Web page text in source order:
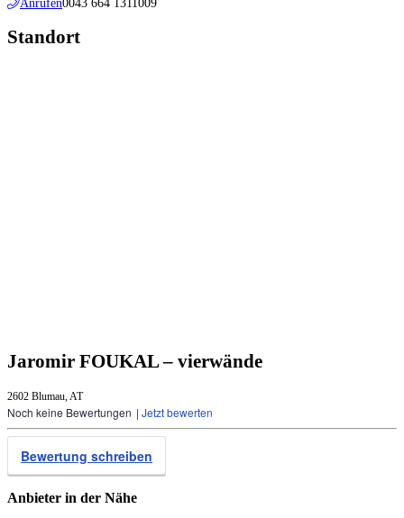
Anrufen0043 664 1311009
Standort
Jaromir FOUKAL – vierwände
2602 Blumau, AT
Noch keine Bewertungen | Jetzt bewerten
Bewertung schreiben
Anbieter in der Nähe